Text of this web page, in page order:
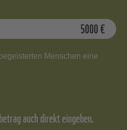
5000€
Menschen eine
auch direkt eingeben.